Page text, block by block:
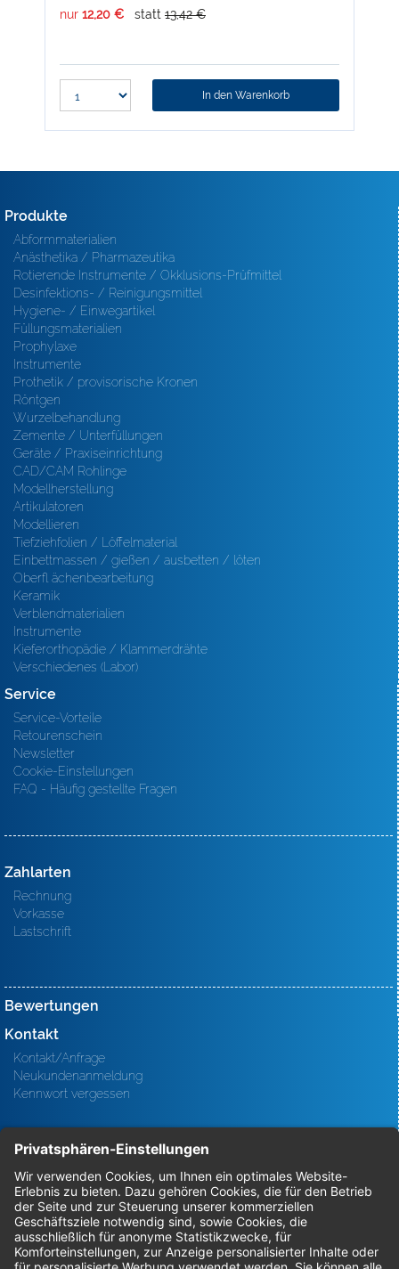
nur 12,20 € statt 13,42 €
In den Warenkorb
Produkte
Abformmaterialien
Anästhetika / Pharmazeutika
Rotierende Instrumente / Okklusions-Prüfmittel
Desinfektions- / Reinigungsmittel
Hygiene- / Einwegartikel
Füllungsmaterialien
Prophylaxe
Instrumente
Prothetik / provisorische Kronen
Röntgen
Wurzelbehandlung
Zemente / Unterfüllungen
Geräte / Praxiseinrichtung
CAD/CAM Rohlinge
Modellherstellung
Artikulatoren
Modellieren
Tiefziehfolien / Löffelmaterial
Einbettmassen / gießen / ausbetten / löten
Oberfl ächenbearbeitung
Keramik
Verblendmaterialien
Instrumente
Kieferorthopädie / Klammerdrähte
Verschiedenes (Labor)
Service
Service-Vorteile
Retourenschein
Newsletter
Cookie-Einstellungen
FAQ - Häufig gestellte Fragen
Zahlarten
Rechnung
Vorkasse
Lastschrift
Bewertungen
Kontakt
Kontakt/Anfrage
Neukundenanmeldung
Kennwort vergessen
Bestellungen
Sendung verfolgen